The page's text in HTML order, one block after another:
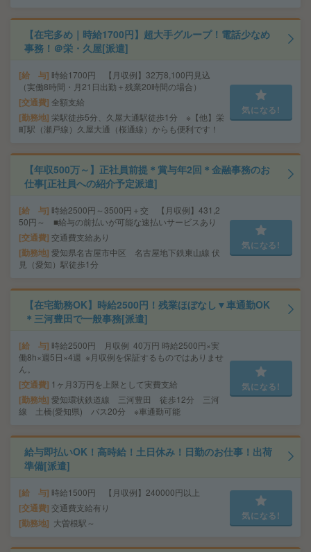
【在宅多め｜時給1700円】超大手グループ！電話少なめ
事務！＠栄・久屋[派遣]
給 与 時給1700円 【月収例】32万8,100円見込
（実働8時間・月21日出勤＋残業20時間の場合）
交通費 全額支給
勤務地 栄駅徒歩5分、久屋大通駅徒歩1分 ※【他】栄
町駅（瀬戸線）久屋大通（桜通線）からも便利です！
気になる!
【年収500万～】正社員前提＊賞与年2回＊金融事務のお
仕事[正社員への紹介予定派遣]
給 与 時給2500円～3500円＋交 【月収例】431,2
50円～ ■給与の前払いが可能な速払いサービスあり
交通費 交通費支給あり
勤務地 愛知県名古屋市中区 名古屋地下鉄東山線 伏
見（愛知）駅徒歩1分
気になる!
【在宅勤務OK】時給2500円！残業ほぼなし▼車通勤OK
＊三河豊田で一般事務[派遣]
給 与 時給2500円 月収例 40万円 時給2500円×実
働8h×週5日×4週 ※月収例を保証するものではありませ
ん。
交通費 1ヶ月3万円を上限として実費支給
勤務地 愛知環状鉄道線 三河豊田 徒歩12分 三河
線 土橋(愛知県) バス20分 ※車通勤可能
気になる!
給与即払いOK！高時給！土日休み！日勤のお仕事！出荷
準備[派遣]
給 与 時給1500円 【月収例】240000円以上
交通費 交通費支給有り
勤務地 大曽根駅～
気になる!